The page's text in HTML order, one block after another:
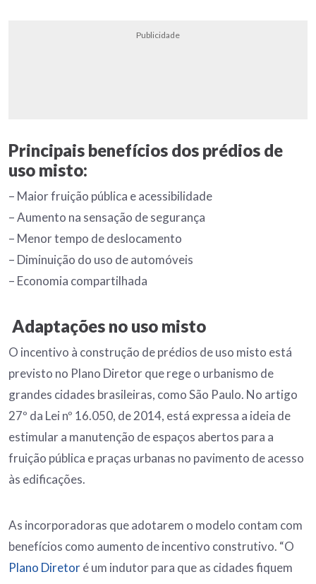
Publicidade
Principais benefícios dos prédios de
uso misto:
– Maior fruição pública e acessibilidade
– Aumento na sensação de segurança
– Menor tempo de deslocamento
– Diminuição do uso de automóveis
– Economia compartilhada
Adaptações no uso misto
O incentivo à construção de prédios de uso misto está
previsto no Plano Diretor que rege o urbanismo de
grandes cidades brasileiras, como São Paulo. No artigo
27º da Lei nº 16.050, de 2014, está expressa a ideia de
estimular a manutenção de espaços abertos para a
fruição pública e praças urbanas no pavimento de acesso
às edificações.
As incorporadoras que adotarem o modelo contam com
benefícios como aumento de incentivo construtivo. “O
Plano Diretoré um indutor para que as cidades fiquem